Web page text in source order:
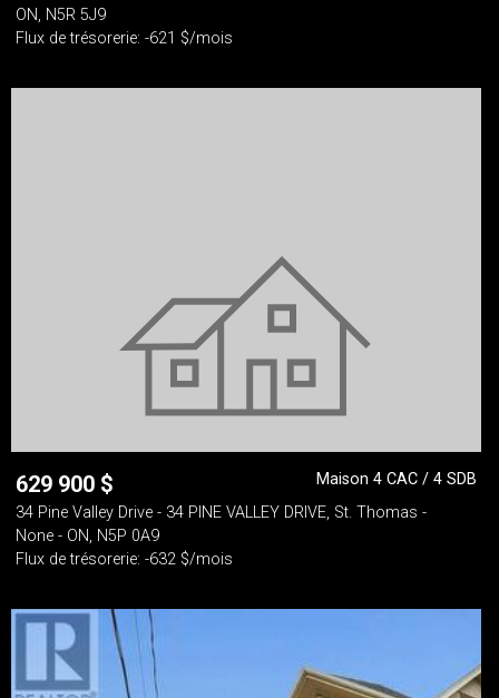
ON, N5R 5J9
Flux de trésorerie: -621 $/mois
629 900 $
Maison 4 CAC / 4 SDB
34 Pine Valley Drive - 34 PINE VALLEY DRIVE, St. Thomas -
None - ON, N5P 0A9
Flux de trésorerie: -632 $/mois